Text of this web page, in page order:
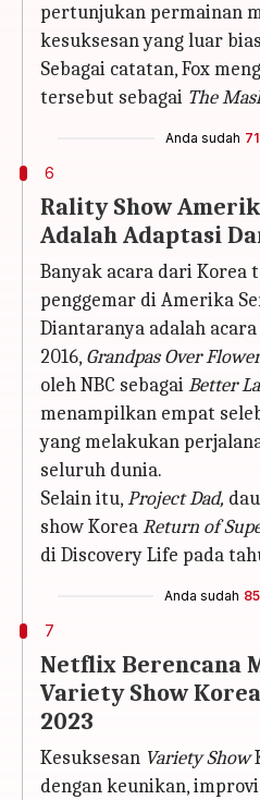
pertunjukan permainan
kesuksesan yang luar
Sebagai catatan, Fox
tersebut sebagai The
Anda sudah
6
Rality Show
Adalah Adaptasi
Banyak acara dari Korea
penggemar di Amerika
Diantaranya adalah
2016, Grandpas Over
oleh NBC sebagaiBetter
menampilkan empat
yang melakukan
seluruh dunia.
Selain itu,Project Dad,
show KoreaReturn of
di Discovery Life pada
Anda sudah
7
Netflix Berencana
Variety Show
2023
Kesuksesan Variety Show
dengan keunikan,